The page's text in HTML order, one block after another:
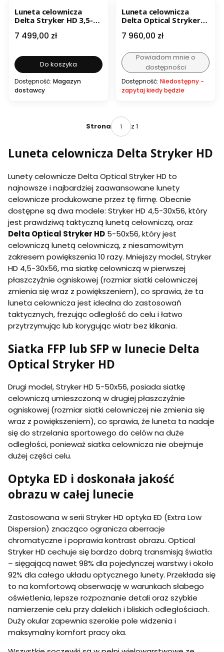
Luneta celownicza
Delta Stryker HD 3,5-
Cena
7 499,00 zł
Do koszyka
Dostępność: Magazyn
dostawcy
Luneta celownicza
Delta Optical Stryker
Cena
7 960,00 zł
Powiadom mnie o
dostępności
Dostępność: Niedostępny -
zapytaj kiedy będzie
Strona z 1
Luneta celownicza Delta Stryker HD
Lunety celownicze Delta Optical Stryker HD to
najnowsze i najbardziej zaawansowane lunety
celownicze produkowane przez tę firmę. Obecnie
dostępne są dwa modele: Stryker HD 4,5-30x56, który
jest prawdziwą taktyczną lunetą celowniczą, oraz
Delta Optical Stryker HD 5-50x56, który jest
celowniczą lunetą celowniczą, z niesamowitym
zakresem powiększenia 10 razy. Mniejszy model, Stryker
HD 4,5-30x56, ma siatkę celowniczą w pierwszej
płaszczyźnie ogniskowej (rozmiar siatki celowniczej
zmienia się wraz z powiększeniem), co sprawia, że ta
luneta celownicza jest idealna do zastosowań
taktycznych, frezując odległość do celu i łatwo
przytrzymując lub korygując wiatr bez klikania.
Siatka FFP lub SFP w lunecie Delta
Optical Stryker HD
Drugi model, Stryker HD 5-50x56, posiada siatkę
celowniczą umieszczoną w drugiej płaszczyźnie
ogniskowej (rozmiar siatki celowniczej nie zmienia się
wraz z powiększeniem), co sprawia, że luneta ta nadaje
się do strzelania sportowego do celów na duże
odległości, ponieważ siatka celownicza nie obejmuje
dużej części celu.
Optyka ED i doskonała jakość
obrazu w całej lunecie
Zastosowana w serii Stryker HD optyka ED (Extra Low
Dispersion) znacząco ogranicza aberracje
chromatyczne i poprawia kontrast obrazu. Optical
Stryker HD cechuje się bardzo dobrą transmisją światła
– sięgającą nawet 98% dla pojedynczej warstwy i około
92% dla całego układu optycznego lunety. Przekłada się
to na komfortową obserwację w warunkach słabego
oświetlenia, lepsze rozpoznanie detali oraz szybkie
namierzenie celu przy dalekich i bliskich odległościach.
Duży okular zapewnia szerokie pole widzenia i
maksymalny komfort pracy oka.